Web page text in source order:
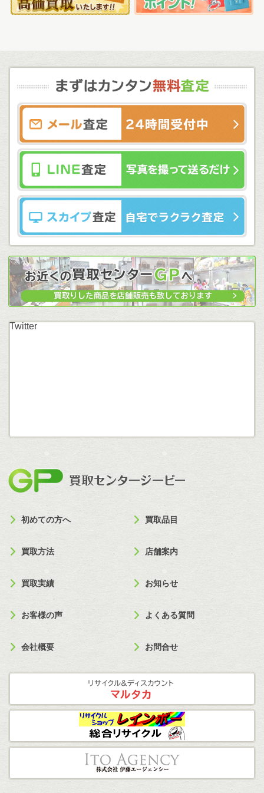
Twitter
初めての方へ 買取品目
買取方法 店舗案内
買取実績 お知らせ
お客様の声 よくある質問
会社概要 お問合せ